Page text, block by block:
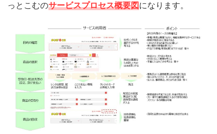
っとこむのサービスプロセス概要図になります。